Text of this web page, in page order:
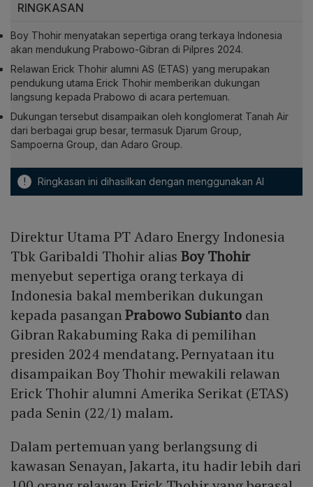
RINGKASAN
Boy Thohir menyatakan sepertiga orang terkaya Indonesia
akan mendukung Prabowo-Gibran di Pilpres 2024.
Relawan Erick Thohir alumni AS (ETAS) yang merupakan
pendukung utama Erick Thohir memberikan dukungan
langsung kepada Prabowo di acara pertemuan.
Dukungan tersebut disampaikan oleh konglomerat Tanah Air
dari berbagai grup besar, termasuk Djarum Group,
Sampoerna Group, dan Adaro Group.
! Ringkasan ini dihasilkan dengan menggunakan AI
Direktur Utama PT Adaro Energy Indonesia
Tbk Garibaldi Thohir aliasBoy Thohir
menyebut sepertiga orang terkaya di
Indonesia bakal memberikan dukungan
kepada pasanganPrabowo Subianto dan
Gibran Rakabuming Raka di pemilihan
presiden 2024 mendatang. Pernyataan itu
disampaikan Boy Thohir mewakili relawan
Erick Thohir alumni Amerika Serikat (ETAS)
pada Senin (22/1) malam.
Dalam pertemuan yang berlangsung di
kawasan Senayan, Jakarta, itu hadir lebih dari